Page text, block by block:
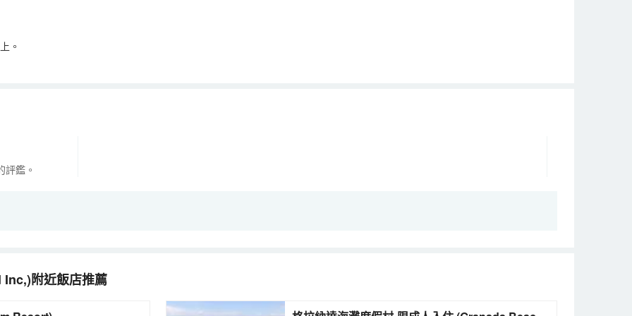
。
鑑。
Inc,)附近飯店推薦